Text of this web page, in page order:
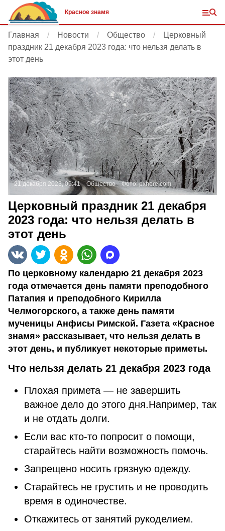
Красное знамя
Главная Новости Общество
Церковный
праздник 21 декабря 2023 года: что нельзя делать в
этот день
21 декабря 2023, 09:41 Общество Фото:pxhere.com
Церковный праздник 21 декабря
2023 года: что нельзя делать в
этот день
По церковному календарю 21 декабря 2023
года отмечается день памяти преподобного
Патапия и преподобного Кирилла
Челмогорского, а также день памяти
мученицы Анфисы Римской. Газета «Красное
знамя» рассказывает, что нельзя делать в
этот день, и публикует некоторые приметы.
Что нельзя делать 21 декабря 2023 года
Плохая примета — не завершить
важное дело до этого дня.Например, так
и не отдать долги.
Если вас кто-то попросит о помощи,
старайтесь найти возможность помочь.
Запрещено носить грязную одежду.
Старайтесь не грустить и не проводить
время в одиночестве.
Откажитесь от занятий рукоделием.